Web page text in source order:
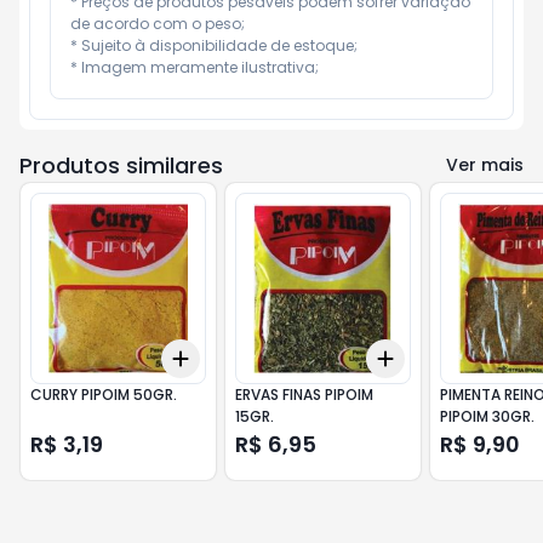
de acordo com o peso;
* Sujeito à disponibilidade de estoque;
* Imagem meramente ilustrativa;
Produtos similares Ver mais
+5 +10
Add
CURRY PIPOIM 50GR.
R$ 3,19
+5 +10
Add
ERVAS FINAS PIPOIM
15GR.
R$ 6,95
PIMENTA
PIPOIM 30GR.
R$ 9,90